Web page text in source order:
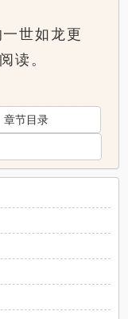
世如龙更
读。
章节目录